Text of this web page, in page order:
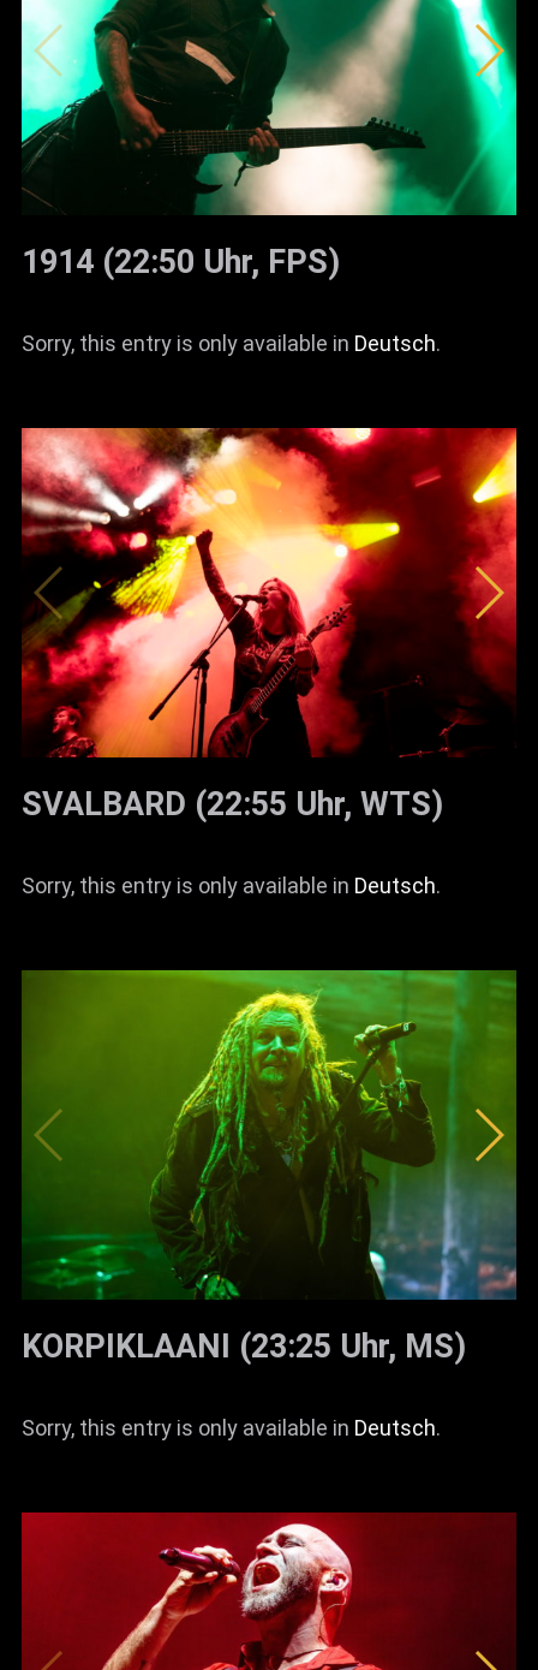
1914 (22:50 Uhr, FPS)
Sorry, this entry is only available in Deutsch.
SVALBARD (22:55 Uhr, WTS)
Sorry, this entry is only available in Deutsch.
KORPIKLAANI (23:25 Uhr, MS)
Sorry, this entry is only available in Deutsch.